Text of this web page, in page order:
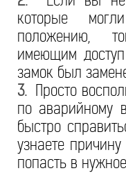
которые
положению,
имеющим
замок был
3. Просто
по аварийному
быстро
узнаете
попасть в